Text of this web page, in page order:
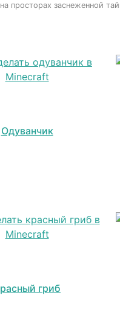
просторах заснеженной
Одуванчик
гриб